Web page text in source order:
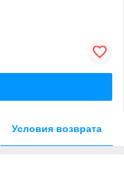
Условия возврата